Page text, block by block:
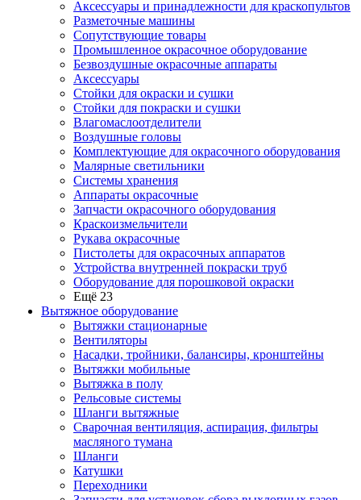
Аксессуары и принадлежности для краскопультов
Разметочные машины
Сопутствующие товары
Промышленное окрасочное оборудование
Безвоздушные окрасочные аппараты
Аксессуары
Стойки для окраски и сушки
Стойки для покраски и сушки
Влагомаслоотделители
Воздушные головы
Комплектующие для окрасочного оборудования
Малярные светильники
Системы хранения
Аппараты окрасочные
Запчасти окрасочного оборудования
Краскоизмельчители
Рукава окрасочные
Пистолеты для окрасочных аппаратов
Устройства внутренней покраски труб
Оборудование для порошковой окраски
Ещё 23
Вытяжное оборудование
Вытяжки стационарные
Вентиляторы
Насадки, тройники, балансиры, кронштейны
Вытяжки мобильные
Вытяжка в полу
Рельсовые системы
Шланги вытяжные
Сварочная вентиляция, аспирация, фильтры
масляного тумана
Шланги
Катушки
Переходники